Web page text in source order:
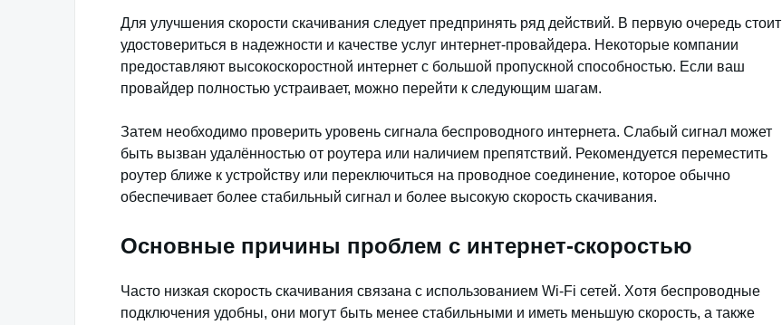
Для улучшения скорости скачивания следует предпринять ряд действий. В первую очередь стоит
удостовериться в надежности и качестве услуг интернет-провайдера. Некоторые компании
предоставляют высокоскоростной интернет с большой пропускной способностью. Если ваш
провайдер полностью устраивает, можно перейти к следующим шагам.
Затем необходимо проверить уровень сигнала беспроводного интернета. Слабый сигнал может
быть вызван удалённостью от роутера или наличием препятствий. Рекомендуется переместить
роутер ближе к устройству или переключиться на проводное соединение, которое обычно
обеспечивает более стабильный сигнал и более высокую скорость скачивания.
Основные причины проблем с интернет-скоростью
Часто низкая скорость скачивания связана с использованием Wi-Fi сетей. Хотя беспроводные
подключения удобны, они могут быть менее стабильными и иметь меньшую скорость, а также